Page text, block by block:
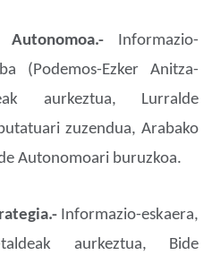
Autonomoa.-
Informazio-
(Podemos-Ezker Anitza-
aurkeztua, Lurralde
zuzendua, Arabako
Autonomoari buruzkoa.
Informazio-eskaera,
aurkeztua, Bide